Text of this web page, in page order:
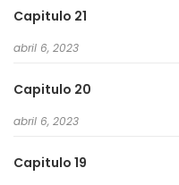
Capitulo 21
abril 6, 2023
Capitulo 20
abril 6, 2023
Capitulo 19